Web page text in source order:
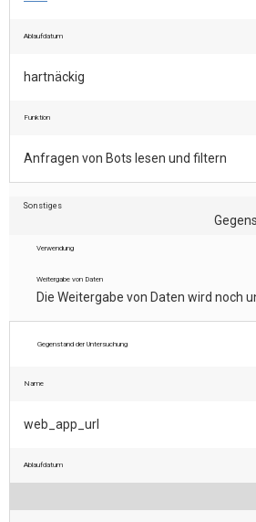
Ablaufdatum
hartnäckig
Funktion
Anfragen von Bots lesen und filtern
Sonstiges
Verwendung
Weitergabe von Daten
Die Weitergabe von Daten wird noch
Gegenstand der Untersuchung
Name
web_app_url
Ablaufdatum